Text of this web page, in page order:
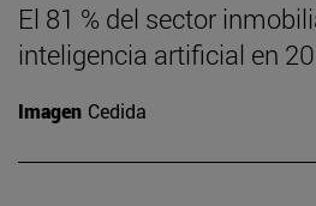
El 81 % del sector
inteligencia artificial en
Imagen Cedida